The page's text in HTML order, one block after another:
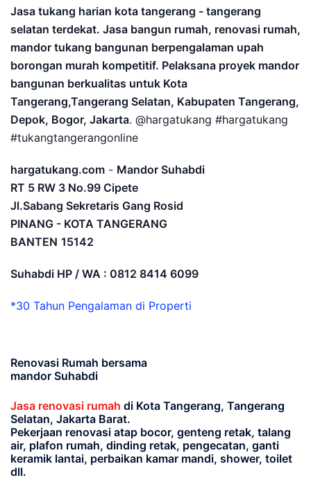
Jasa tukang harian kota tangerang - tangerang
selatan terdekat. Jasa bangun rumah, renovasi rumah,
mandor tukang bangunan berpengalaman upah
borongan murah kompetitif. Pelaksana proyek mandor
bangunan berkualitas untuk Kota
Tangerang,Tangerang Selatan, Kabupaten Tangerang,
Depok, Bogor, Jakarta. @hargatukang #hargatukang
#tukangtangerangonline
hargatukang.com - Mandor Suhabdi
RT 5 RW 3 No.99 Cipete
Jl.Sabang Sekretaris Gang Rosid
PINANG - KOTA TANGERANG
BANTEN 15142
Suhabdi HP / WA : 0812 8414 6099
*30 Tahun Pengalaman di Properti
Renovasi Rumah bersama
mandor Suhabdi
Jasa renovasi rumah di Kota Tangerang, Tangerang
Selatan, Jakarta Barat.
Pekerjaan renovasi atap bocor, genteng retak, talang
air, plafon rumah, dinding retak, pengecatan, ganti
keramik lantai, perbaikan kamar mandi, shower, toilet
dll.